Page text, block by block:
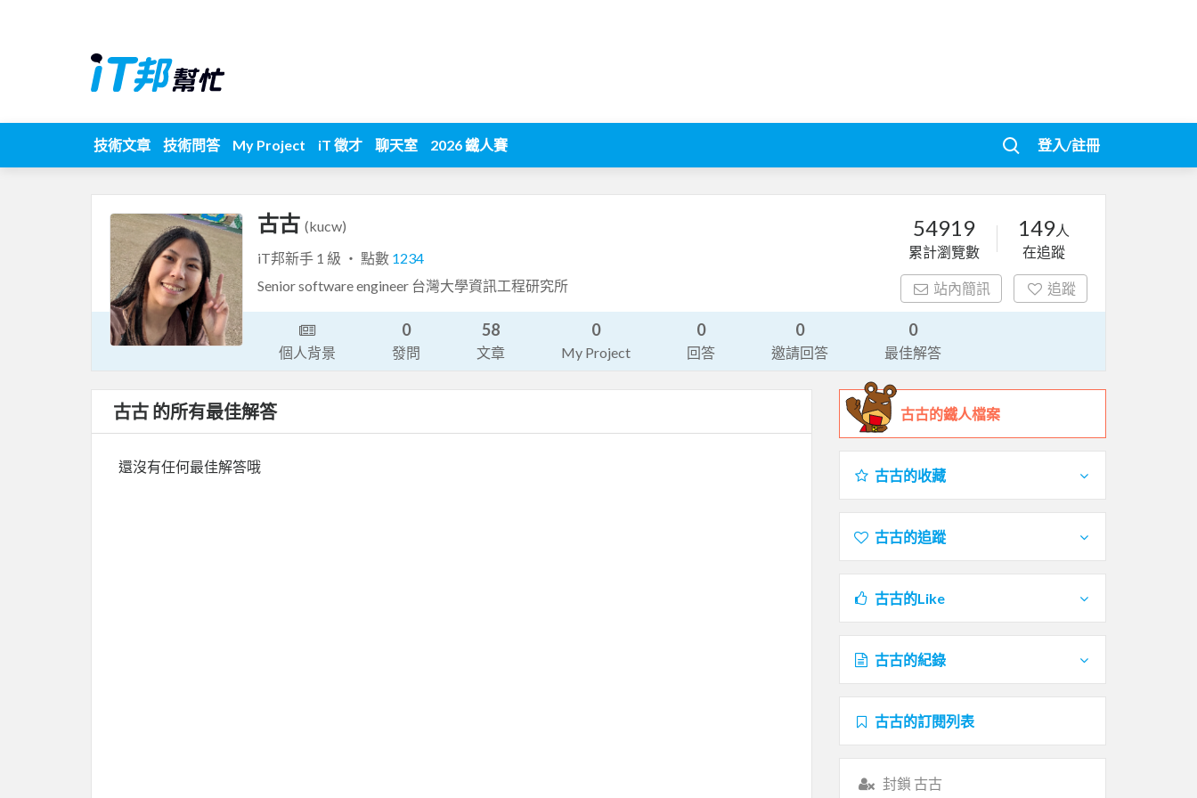
技術文章 技術問答 My Project iT 徵才 聊天室 2026 鐵人賽 登入/註冊
古古 (kucw)
iT邦新手 1 級 ‧ 點數 1234
Senior software engineer 台灣大學資訊工程研究所
54919
累計瀏覽數
149人
在追蹤
站內簡訊 追蹤
個人背景
0
發問
58
文章
0
My Project
0
回答
0
邀請回答
0
最佳解答
古古 的所有最佳解答
還沒有任何最佳解答哦
古古的鐵人檔案
古古的收藏
古古的追蹤
古古的Like
古古的紀錄
古古的訂閱列表
封鎖 古古